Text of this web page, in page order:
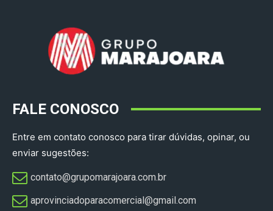
FALE CONOSCO
Entre em contato conosco para tirar dúvidas, opinar, ou
enviar sugestões:
contato@grupomarajoara.com.br
aprovinciadoparacomercial@gmail.com​